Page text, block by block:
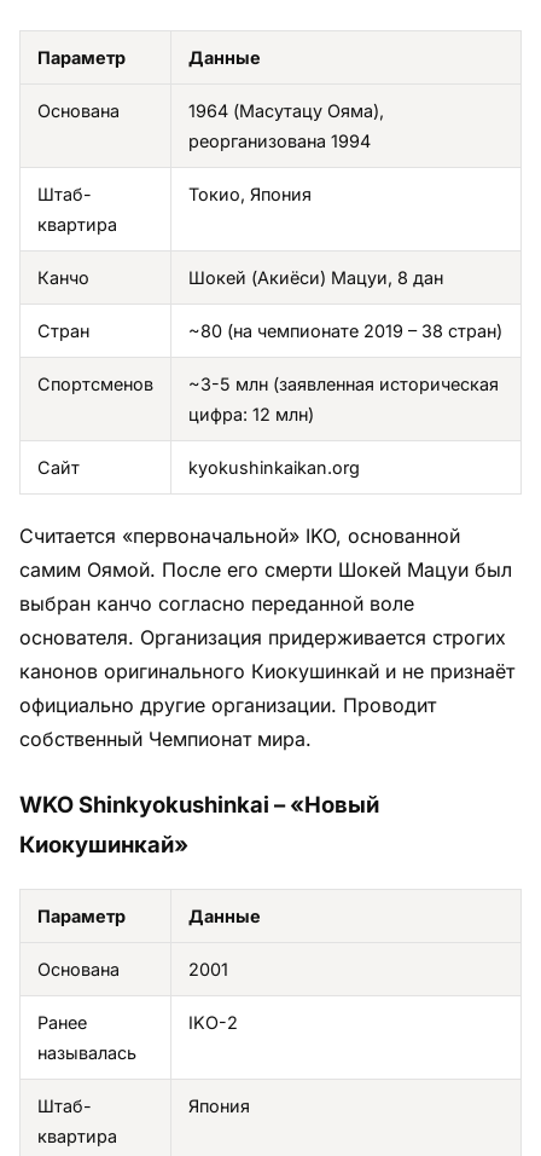
Параметр Данные
Основана
1964 (Масутацу Ояма),
реорганизована 1994
Штаб-
квартира
Токио, Япония
Канчо Шокей (Акиёси) Мацуи, 8 дан
Стран ~80 (на чемпионате 2019 – 38 стран)
Спортсменов
~3-5 млн (заявленная историческая
цифра: 12 млн)
Сайт kyokushinkaikan.org
Считается «первоначальной» IKO, основанной
самим Оямой. После его смерти Шокей Мацуи был
выбран канчо согласно переданной воле
основателя. Организация придерживается строгих
канонов оригинального Киокушинкай и не признаёт
официально другие организации. Проводит
собственный Чемпионат мира.
WKO Shinkyokushinkai – «Новый
Киокушинкай»
Параметр Данные
Основана 2001
Ранее
называлась
IKO-2
Штаб-
квартира
Япония